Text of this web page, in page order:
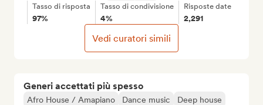
Generi accettati più spesso
Afro House / Amapiano Dance music
Deep house
Tasso di risposta
97%
Tasso di condivisione
4%
Risposte date
2,291
Vedi curatori simili